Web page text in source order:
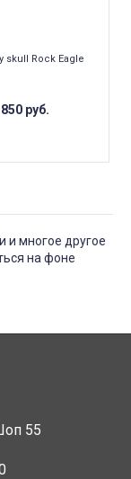
skull Rock Eagle
руб.
и многое другое
на фоне
55